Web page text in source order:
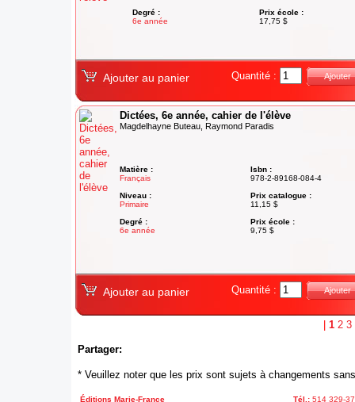
Degré :
6e année
Prix école :
17,75 $
Ajouter au panier Quantité : Ajouter
Dictées, 6e année, cahier de l'élève
Magdelhayne Buteau, Raymond Paradis
Matière :
Français
Niveau :
Primaire
Degré :
6e année
Isbn :
978-2-89168-084-4
Prix catalogue :
11,15 $
Prix école :
9,75 $
Ajouter au panier Quantité : Ajouter
1 2 3
Partager:
* Veuillez noter que les prix sont sujets à changements
Éditions Marie-France Tél.: 514 329-